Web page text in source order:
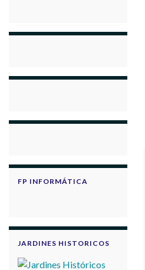
FP INFORMÁTICA
JARDINES HISTORICOS